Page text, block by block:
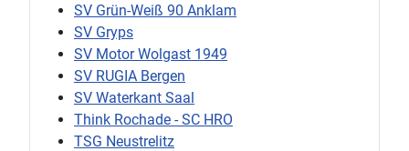
SV Grün-Weiß 90 Anklam
SV Gryps
SV Motor Wolgast 1949
SV RUGIA Bergen
SV Waterkant Saal
Think Rochade - SC HRO
TSG Neustrelitz